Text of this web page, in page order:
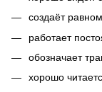
создаёт
работает
обозначает
хорошо